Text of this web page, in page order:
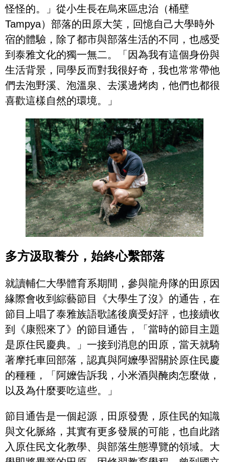
怪怪的。」從小生長在烏來區忠治（桶壁
Tampya）部落的田原大笑，回憶自己大學時外
宿的體驗，除了都市與部落生活的不同，也感受
到泰雅文化的獨一無二。「因為我有這個身份與
生活背景，同學反而對我很好奇，我也常常帶他
們去泡野溪、泡溫泉、去溪邊烤肉，他們也都很
喜歡這樣自然的環境。」
多方汲取養分，始終心繫部落
就讀輔仁大學體育系期間，參與龍舟隊的田原因
緣際會收到綜藝節目《大學生了沒》的通告，在
節目上唱了泰雅族語歌謠後廣受好評，也接續收
到《康熙來了》的節目通告，「當時的節目主題
是原住民慶典。」一接到消息的田原，當天就騎
著摩托車回部落，認真與阿嬤學習關於原住民慶
的種種，「阿嬤告訴我，小米酒與醃肉怎麼做，
以及為什麼要吃這些。」
節目通告是一個起源，田原發覺，原住民的知識
與文化脈絡，其實有更多發展的可能，也自此踏
入原住民文化教學、與部落生態導覽的領域。大